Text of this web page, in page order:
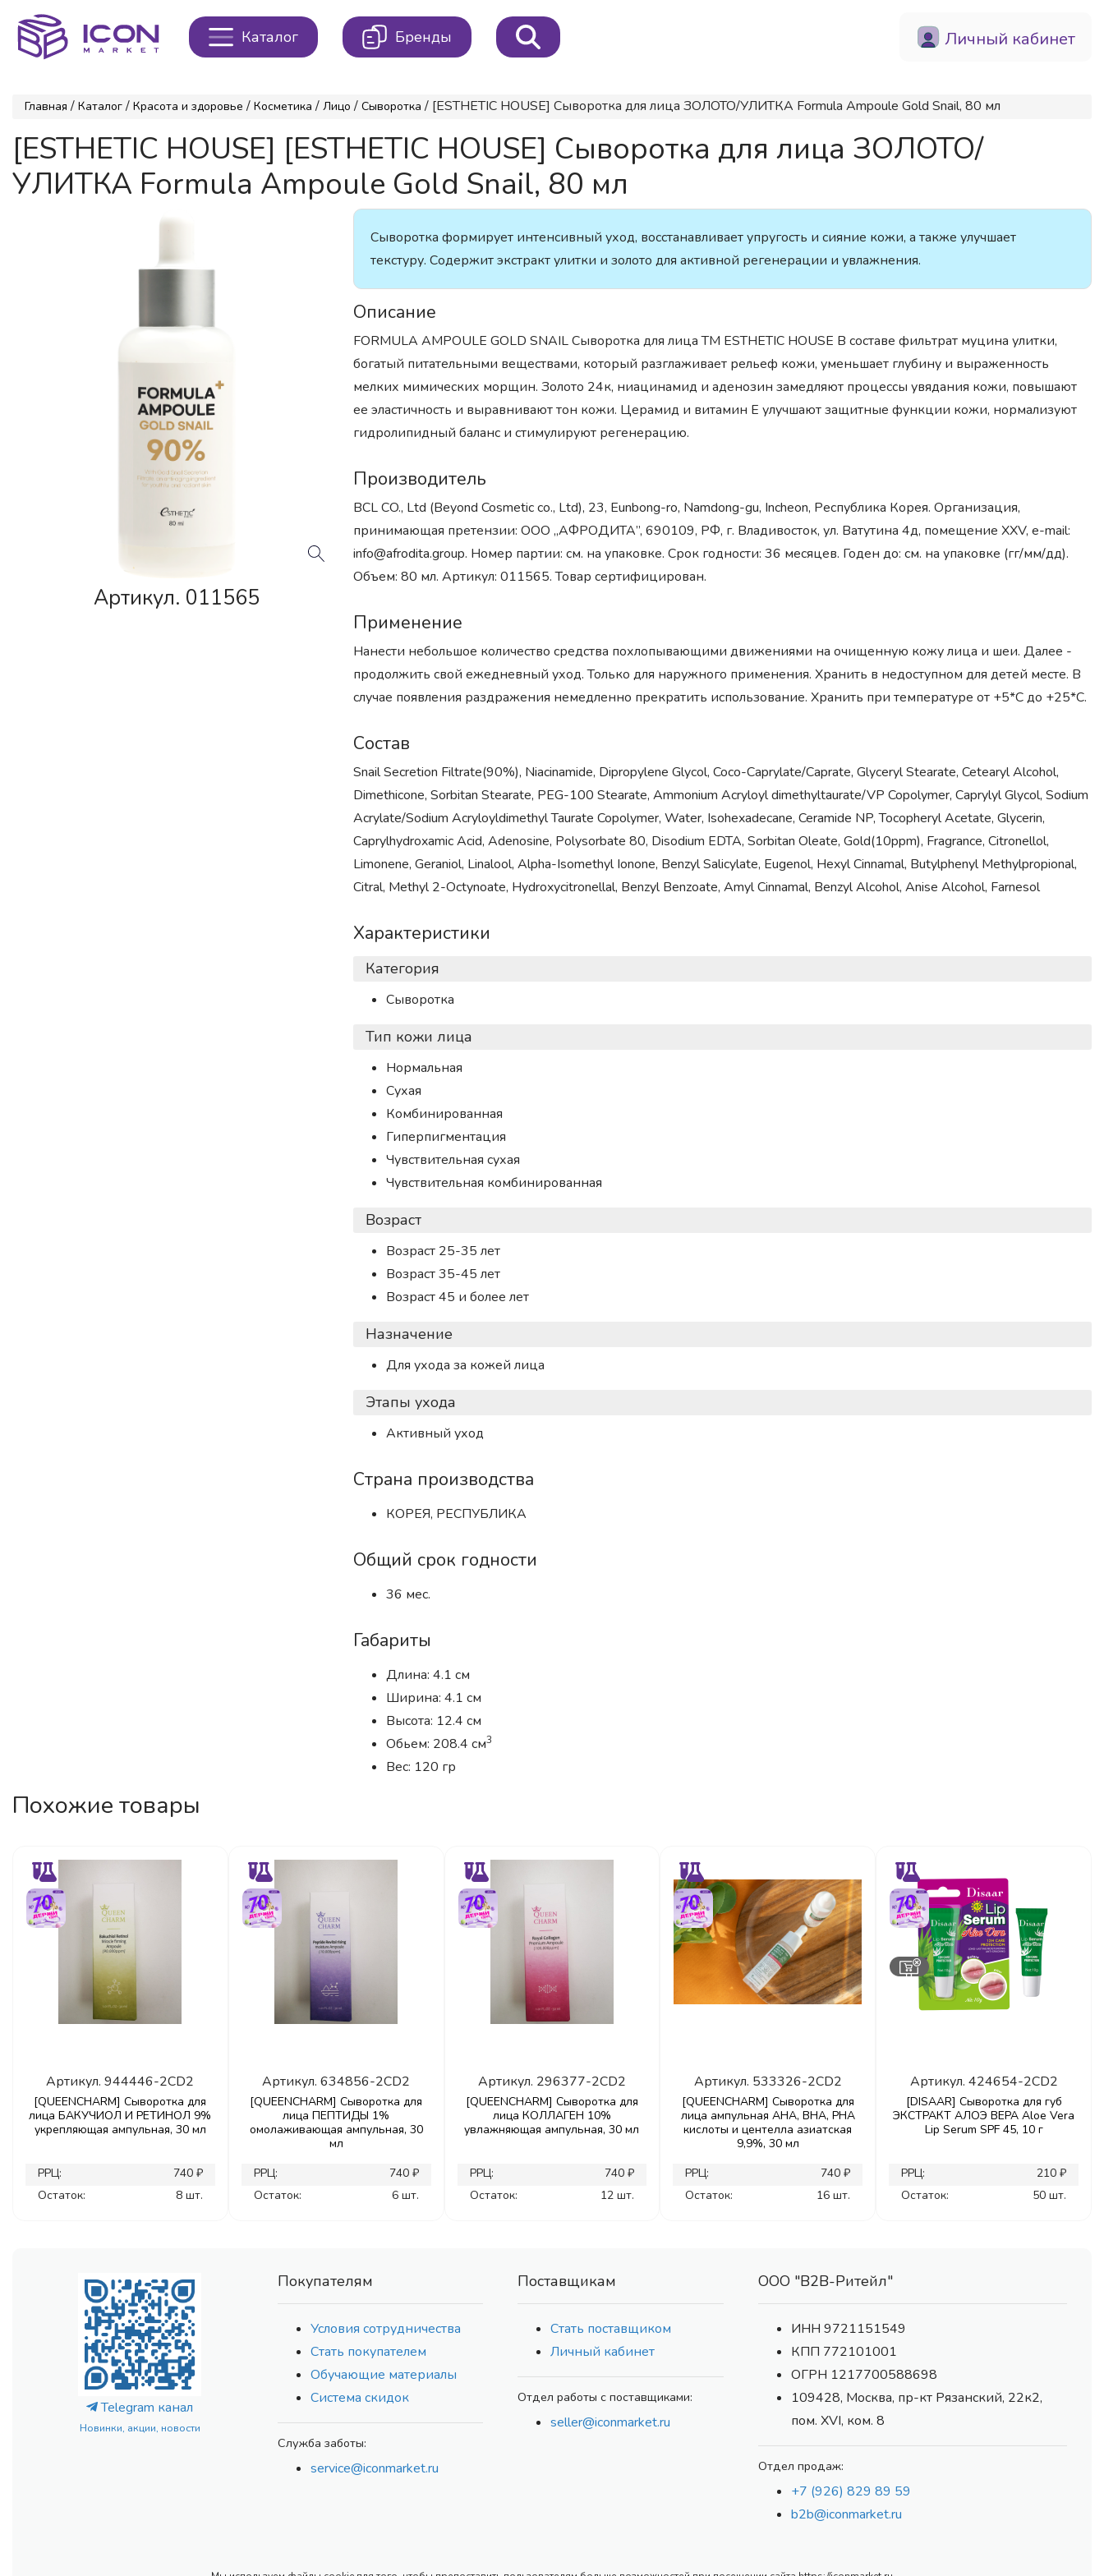
Каталог Бренды Личный кабинет
Главная / Каталог / Красота и здоровье / Косметика / Лицо / Сыворотка / [ESTHETIC HOUSE] Сыворотка для лица ЗОЛОТО/УЛИТКА Formula Ampoule Gold Snail, 80 мл
[ESTHETIC HOUSE] [ESTHETIC HOUSE] Сыворотка для лица ЗОЛОТО/
УЛИТКА Formula Ampoule Gold Snail, 80 мл
Артикул. 011565
Сыворотка формирует интенсивный уход, восстанавливает упругость и сияние кожи, а также улучшает
текстуру. Содержит экстракт улитки и золото для активной регенерации и увлажнения.
Описание
FORMULA AMPOULE GOLD SNAIL Сыворотка для лица ТМ ESTHETIC HOUSE В составе фильтрат муцина улитки,
богатый питательными веществами, который разглаживает рельеф кожи, уменьшает глубину и выраженность
мелких мимических морщин. Золото 24к, ниацинамид и аденозин замедляют процессы увядания кожи, повышают
ее эластичность и выравнивают тон кожи. Церамид и витамин Е улучшают защитные функции кожи, нормализуют
гидролипидный баланс и стимулируют регенерацию.
Производитель
BCL CO., Ltd (Beyond Cosmetic co., Ltd), 23, Eunbong-ro, Namdong-gu, Incheon, Республика Корея. Организация,
принимающая претензии: ООО „АФРОДИТА”, 690109, РФ, г. Владивосток, ул. Ватутина 4д, помещение XXV, e-mail:
info@afrodita.group. Номер партии: см. на упаковке. Срок годности: 36 месяцев. Годен до: см. на упаковке (гг/мм/дд).
Объем: 80 мл. Артикул: 011565. Товар сертифицирован.
Применение
Нанести небольшое количество средства похлопывающими движениями на очищенную кожу лица и шеи. Далее -
продолжить свой ежедневный уход. Только для наружного применения. Хранить в недоступном для детей месте. В
случае появления раздражения немедленно прекратить использование. Хранить при температуре от +5*С до +25*С.
Состав
Snail Secretion Filtrate(90%), Niacinamide, Dipropylene Glycol, Coco-Caprylate/Caprate, Glyceryl Stearate, Cetearyl Alcohol,
Dimethicone, Sorbitan Stearate, PEG-100 Stearate, Ammonium Acryloyl dimethyltaurate/VP Copolymer, Caprylyl Glycol, Sodium
Acrylate/Sodium Acryloyldimethyl Taurate Copolymer, Water, Isohexadecane, Ceramide NP, Tocopheryl Acetate, Glycerin,
Caprylhydroxamic Acid, Adenosine, Polysorbate 80, Disodium EDTA, Sorbitan Oleate, Gold(10ppm), Fragrance, Citronellol,
Limonene, Geraniol, Linalool, Alpha-Isomethyl Ionone, Benzyl Salicylate, Eugenol, Hexyl Cinnamal, Butylphenyl Methylpropional,
Citral, Methyl 2-Octynoate, Hydroxycitronellal, Benzyl Benzoate, Amyl Cinnamal, Benzyl Alcohol, Anise Alcohol, Farnesol
Характеристики
Категория
Сыворотка
Тип кожи лица
Нормальная
Сухая
Комбинированная
Гиперпигментация
Чувствительная сухая
Чувствительная комбинированная
Возраст
Возраст 25-35 лет
Возраст 35-45 лет
Возраст 45 и более лет
Назначение
Для ухода за кожей лица
Этапы ухода
Активный уход
Страна производства
КОРЕЯ, РЕСПУБЛИКА
Общий срок годности
36 мес.
Габариты
Длина: 4.1 см
Ширина: 4.1 см
Высота: 12.4 см
Обьем: 208.4 см3
Вес: 120 гр
Похожие товары
Артикул.944446-2CD2
[QUEENCHARM] Сыворотка для
лица БАКУЧИОЛ И РЕТИНОЛ 9%
укрепляющая ампульная, 30 мл
РРЦ:
740 ₽
Остаток:
8 шт.
Артикул.634856-2CD2
[QUEENCHARM] Сыворотка для
лица ПЕПТИДЫ 1%
омолаживающая ампульная, 30
мл
РРЦ:
740 ₽
Остаток:
6 шт.
Артикул. 296377-2CD2
[QUEENCHARM] Сыворотка для
лица КОЛЛАГЕН 10%
увлажняющая ампульная, 30 мл
РРЦ:
740 ₽
Остаток:
12 шт.
Артикул. 533326-2CD2
[QUEENCHARM] Сыворотка для
лица ампульная AHA, BHA, PHA
кислоты и центелла азиатская
9,9%, 30 мл
РРЦ:
740 ₽
Остаток:
16 шт.
Артикул. 424654-2CD2
[DISAAR] Сыворотка для губ
ЭКСТРАКТ АЛОЭ ВЕРА Aloe Vera
Lip Serum SPF 45, 10 г
РРЦ:
210 ₽
Остаток:
50 шт.
Telegram канал
Новинки, акции, новости
Покупателям
Условия сотрудничества
Стать покупателем
Обучающие материалы
Система скидок
Служба заботы:
service@iconmarket.ru
Поставщикам
Стать поставщиком
Личный кабинет
Отдел работы с поставщиками:
seller@iconmarket.ru
ООО "В2В-Ритейл"
ИНН 9721151549
КПП 772101001
ОГРН 1217700588698
109428, Москва, пр-кт Рязанский, 22к2,
пом. XVI, ком. 8
Отдел продаж:
+7 (926) 829 89 59
b2b@iconmarket.ru